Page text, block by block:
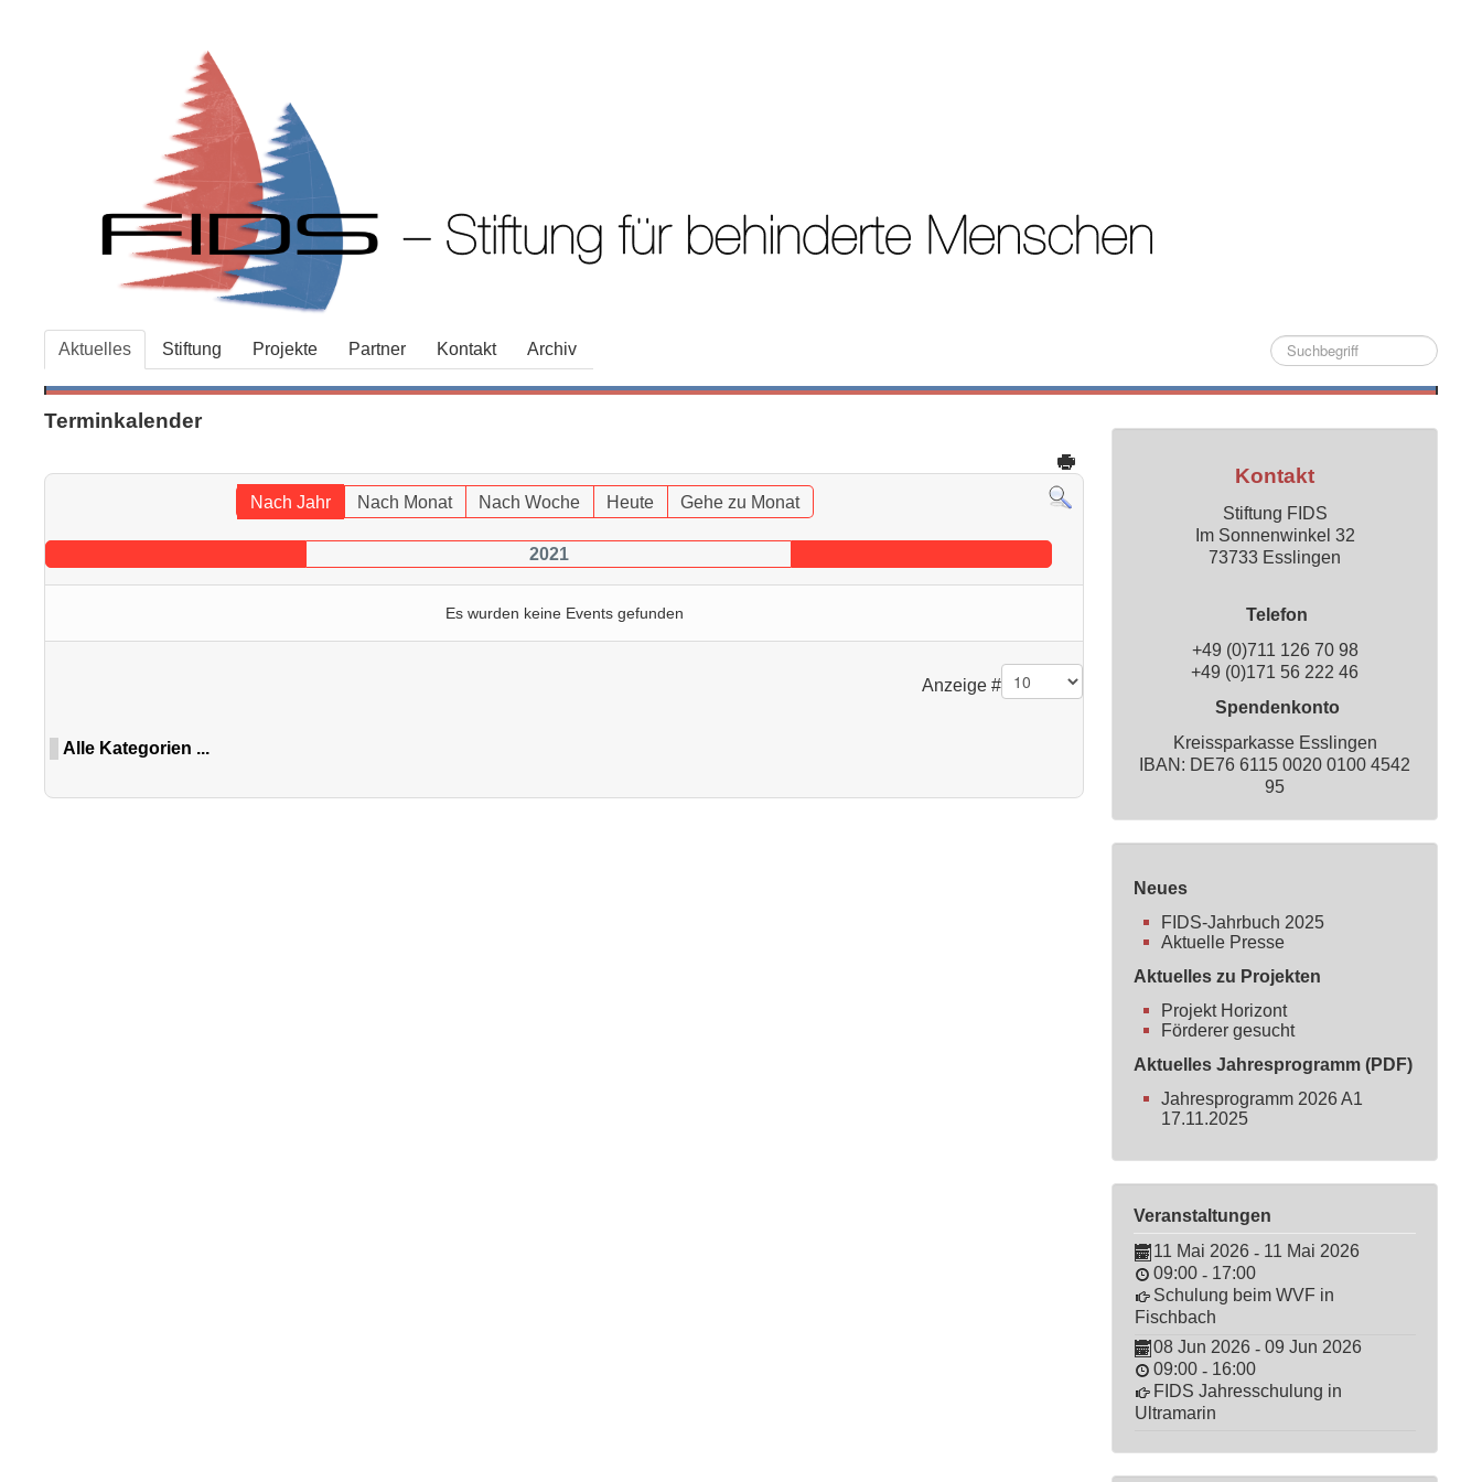
Aktuelles Stiftung Projekte Partner Kontakt Archiv Suche
Terminkalender
Nach Jahr Nach Monat Nach Woche Heute Gehe zu Monat
2021
Es wurden keine Events gefunden
Anzeige #
Alle Kategorien ...
Kontakt
Stiftung FIDS
Im Sonnenwinkel 32
73733 Esslingen
Telefon
+49 (0)711 126 70 98
+49 (0)171 56 222 46
Spendenkonto
Kreissparkasse Esslingen
IBAN: DE76 6115 0020 0100 4542
95
Neues
FIDS-Jahrbuch 2025
Aktuelle Presse
Aktuelles zu Projekten
Projekt Horizont
Förderer gesucht
Aktuelles Jahresprogramm (PDF)
Jahresprogramm 2026 A1
17.11.2025
Veranstaltungen
11 Mai 2026- 11 Mai 2026
09:00- 17:00
Schulung beim WVF in
Fischbach
08 Jun 2026- 09 Jun 2026
09:00- 16:00
FIDS Jahresschulung in
Ultramarin